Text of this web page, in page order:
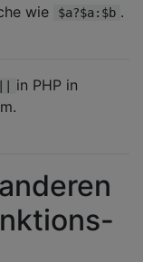
wie $a?$a:$b .
in PHP in